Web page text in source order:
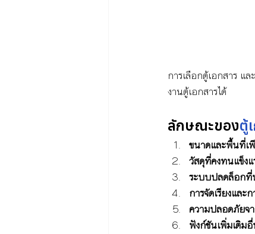
การเลือกตู้เอกสาร แ
งานตู้เอกสารได้
ลักษณะของตู้
ขนาดและพื้นที่เ
วัสดุที่คงทนแข็งแ
ระบบปลดล็อก
การจัดเรียงและ
ความปลอดภัยจ
ฟังก์ชันเพิ่มเติม